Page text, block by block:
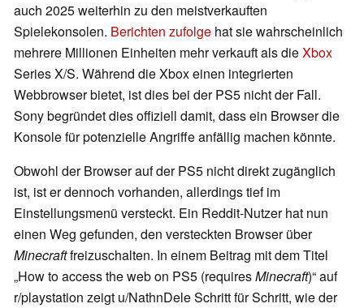
auch 2025 weiterhin zu den meistverkauften
Spielekonsolen. Berichten zufolge hat sie wahrscheinlich
mehrere Millionen Einheiten mehr verkauft als dieXbox
Series X/S. Während die Xbox einen integrierten
Webbrowser bietet, ist dies bei der PS5 nicht der Fall.
Sony begründet dies offiziell damit, dass ein Browser die
Konsole für potenzielle Angriffe anfällig machen könnte.
Obwohl der Browser auf der PS5 nicht direkt zugänglich
ist, ist er dennoch vorhanden, allerdings tief im
Einstellungsmenü versteckt. Ein Reddit-Nutzer hat nun
einen Weg gefunden, den versteckten Browser über
Minecraftfreizuschalten. In einem Beitrag mit dem Titel
„How to access the web on PS5 (requiresMinecraft)“ auf
r/playstation zeigt u/NathnDele Schritt für Schritt, wie der